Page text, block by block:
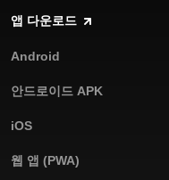
앱 다운로드
Android
안드로이드 APK
iOS
웹 앱 (PWA)